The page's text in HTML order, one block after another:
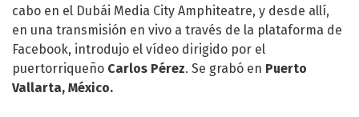
cabo en el Dubái Media City Amphiteatre, y desde allí,
en una transmisión en vivo a través de la plataforma de
Facebook, introdujo el vídeo dirigido por el
puertorriqueño Carlos Pérez. Se grabó en Puerto
Vallarta, México.